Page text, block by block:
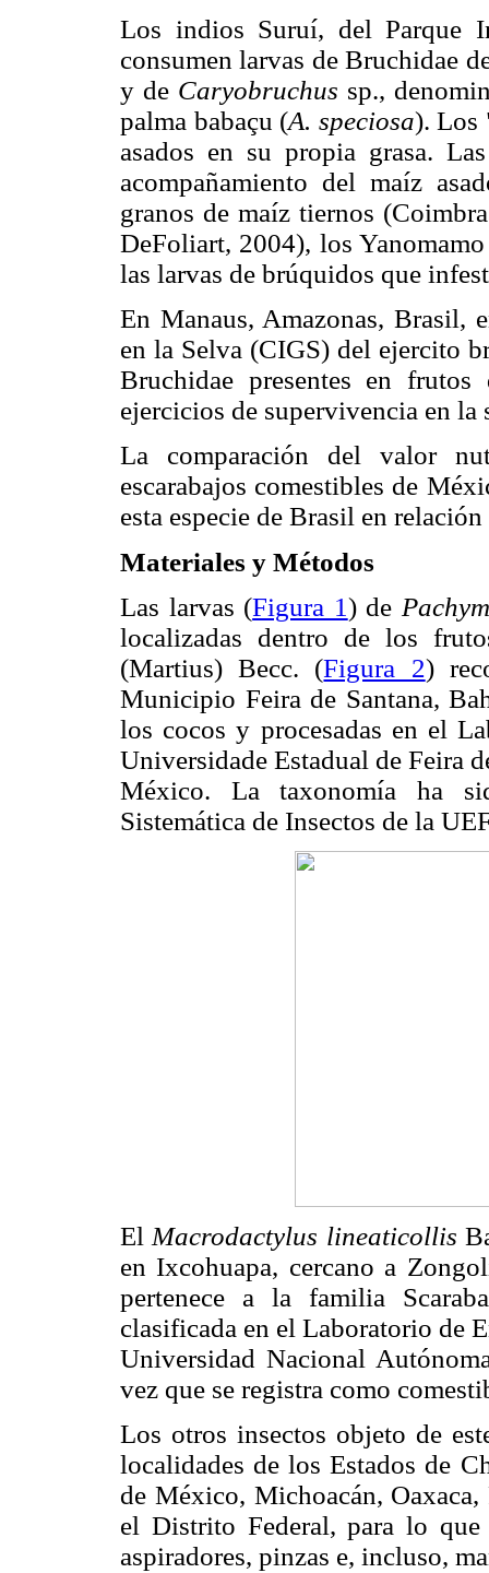
Los indios Suruí, del Parque
consumen larvas de Bruchidae
y de Caryobruchus sp.,
palma babaçu (A. speciosa). Los
asados en su propia grasa.
acompañamiento del maíz
granos de maíz tiernos
DeFoliart, 2004), los
las larvas de brúquidos que
En Manaus, Amazonas, Brasil,
en la Selva (CIGS) del ejercito
Bruchidae presentes en
ejercicios de supervivencia en la
La comparación del valor
escarabajos comestibles de
esta especie de Brasil en
Materiales y Métodos
Las larvas (Figura 1) de
localizadas dentro de los
(Martius) Becc. (Figura 2)
Municipio Feira de Santana,
los cocos y procesadas en el
Universidade Estadual de Feira
México. La taxonomía ha
Sistemática de Insectos de la
El Macrodactylus lineaticollis
en Ixcohuapa, cercano a
pertenece a la familia
clasificada en el Laboratorio de
Universidad Nacional
vez que se registra como
Los otros insectos objeto de
localidades de los Estados de
de México, Michoacán,
el Distrito Federal, para lo que
aspiradores, pinzas e, incluso,